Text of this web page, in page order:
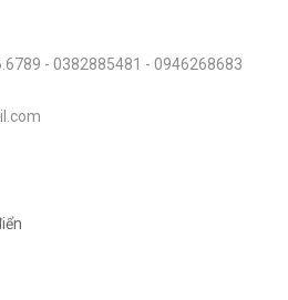
- 0382885481 - 0946268683